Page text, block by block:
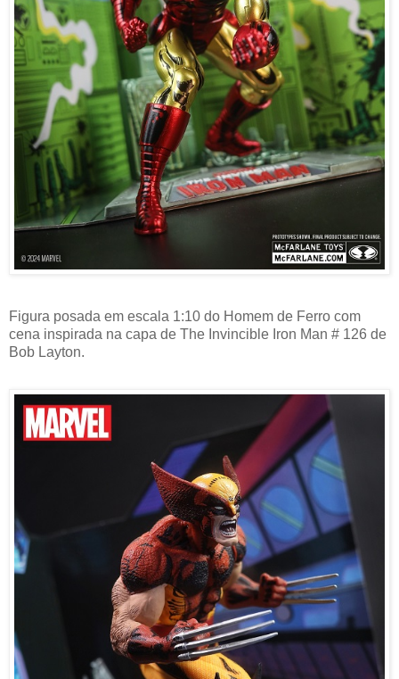
Figura posada em escala 1:10 do Homem de Ferro com
cena inspirada na capa de The Invincible Iron Man # 126 de
Bob Layton.